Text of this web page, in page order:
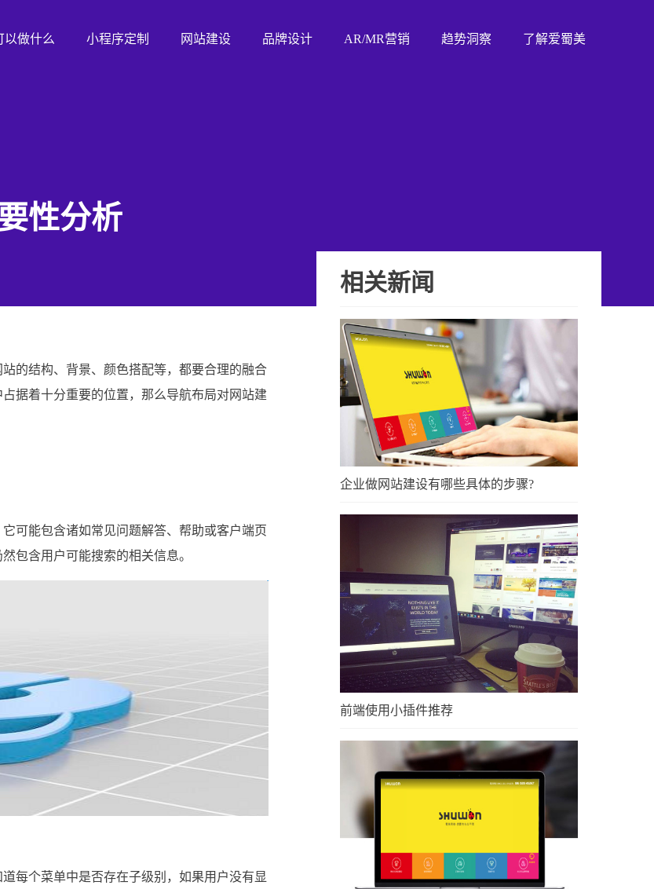
以做什么 小程序定制 网站建设 品牌设计 AR/MR营销 趋势洞察 了解爱蜀美
性分析
结构、背景、颜色搭配等，都要合理的融合
据着十分重要的位置，那么导航布局对网站建
能包含诸如常见问题解答、帮助或客户端页
包含用户可能搜索的相关信息。
个菜单中是否存在子级别，如果用户没有显
相关新闻
企业做网站建设有哪些具体的步骤?
前端使用小插件推荐